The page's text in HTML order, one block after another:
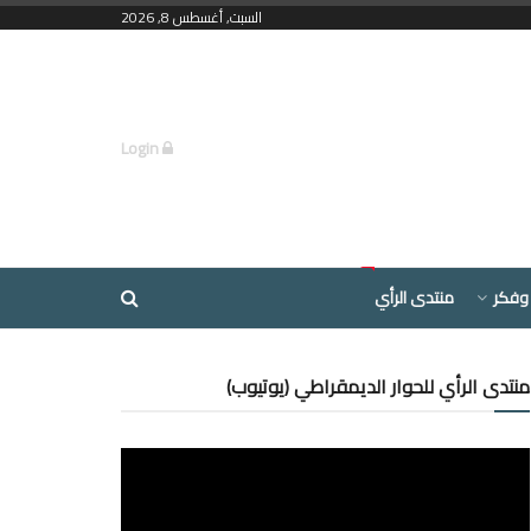
السبت, أغسطس 8, 2026
منتدى الرأي
منتدى الرأي للحوار الديمقراطي (يوتيوب)